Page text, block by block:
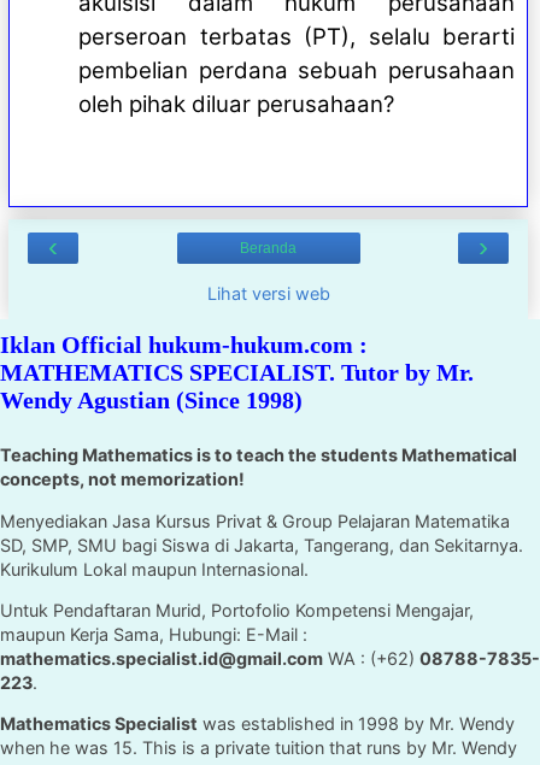
perseroan terbatas (PT), selalu berarti
pembelian perdana sebuah perusahaan
oleh pihak diluar perusahaan?
‹ ›
Beranda
Lihat versi web
Iklan Official hukum-hukum.com :
MATHEMATICS SPECIALIST. Tutor by Mr.
Wendy Agustian (Since 1998)
Teaching Mathematics is to teach the students Mathematical
concepts, not memorization!
Menyediakan Jasa Kursus Privat & Group Pelajaran Matematika
SD, SMP, SMU bagi Siswa di Jakarta, Tangerang, dan Sekitarnya.
Kurikulum Lokal maupun Internasional.
Untuk Pendaftaran Murid, Portofolio Kompetensi Mengajar,
maupun Kerja Sama, Hubungi: E-Mail :
mathematics.specialist.id@gmail.com WA : (+62) 08788-7835-
223.
Mathematics Specialist was established in 1998 by Mr. Wendy
when he was 15. This is a private tuition that runs by Mr. Wendy